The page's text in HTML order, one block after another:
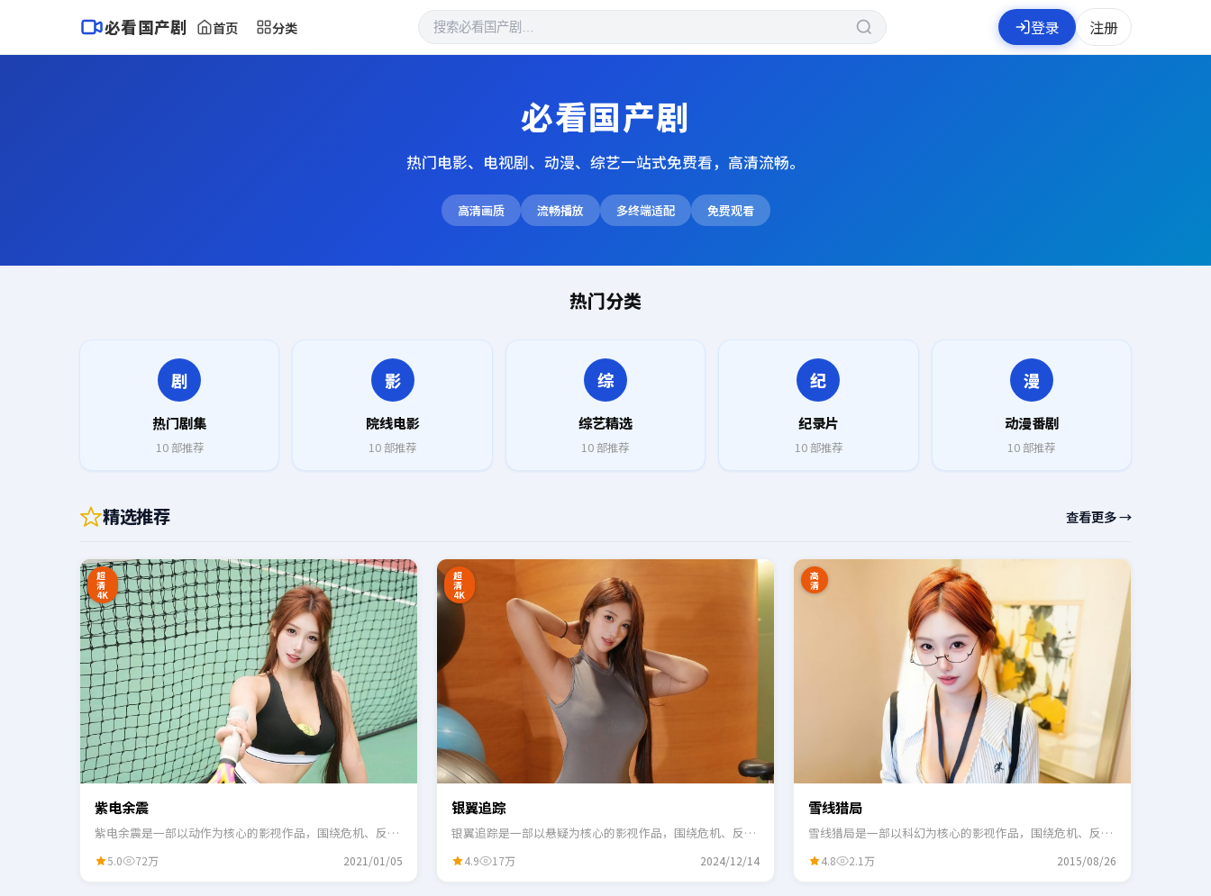
必看国产剧 首页 分类 登录 注册
必看国产剧
热门电影、电视剧、动漫、综艺一站式免费看，高清流畅。
高清画质 流畅播放 多终端适配 免费观看
热门分类
剧
热门剧集
10部推荐
影
院线电影
10部推荐
综
综艺精选
10部推荐
纪
纪录片
10部推荐
漫
动漫番剧
10部推荐
精选推荐 查看更多 →
超
清
4K
紫电余震
紫电余震是一部以动作为核心的影视作品，围绕危机、反转
5.0 72万 2021/01/05
超
清
4K
银翼追踪
银翼追踪是一部以悬疑为核心的影视作品，围绕危机、反转
4.9 17万 2024/12/14
高
清
雪线猎局
雪线猎局是一部以科幻为核心的影视作品，围绕危机、反转
4.8 2.1万 2015/08/26